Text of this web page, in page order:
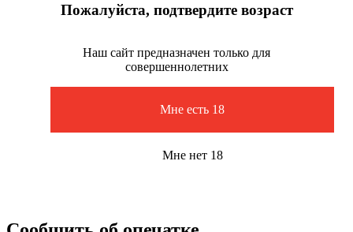
Пожалуйста, подтвердите возраст
Наш сайт предназначен только для
совершеннолетних
Мне есть 18
Мне нет 18